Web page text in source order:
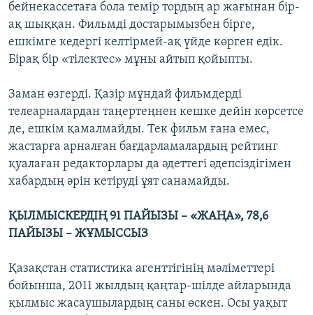
бейнекассетаға бола темір тордың ар жағынан бір-
ақ шыққан. Фильмді достарымызбен бірге,
ешкімге кедергі келтірмей-ақ үйде көрген едік.
Бірақ бір «тілектес» мұны айтып қойыпты.
Заман өзгерді. Қазір мұндай фильмдерді
телеарналардан таңертеңнен кешке дейін көрсетсе
де, ешкім қамалмайды. Тек фильм ғана емес,
жастарға арналған бағдарламалардың рейтинг
қуалаған редакторлары да әдеттегі әдепсіздігімен
хабардың әрін кетіруді ұят санамайды.
ҚЫЛМЫСКЕРДІҢ 91 ПАЙЫЗЫ – «ЖАҢА», 78,6
ПАЙЫЗЫ – ЖҰМЫССЫЗ
Қазақстан статистика агенттігінің мәліметтері
бойынша, 2011 жылдың қаңтар-шілде айларында
қылмыс жасаушылардың саны өскен. Осы уақыт